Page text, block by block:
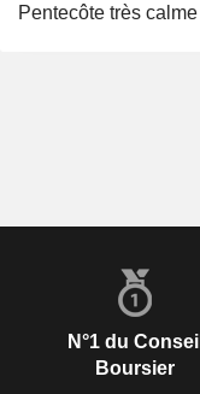
Pentecôte très calme
N°1 du Conseil
Boursier